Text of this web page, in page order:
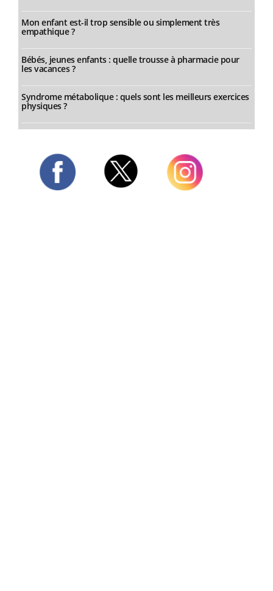
Mon enfant est-il trop sensible ou simplement très
empathique ?
Bébés, jeunes enfants : quelle trousse à pharmacie pour
les vacances ?
Syndrome métabolique : quels sont les meilleurs exercices
physiques ?